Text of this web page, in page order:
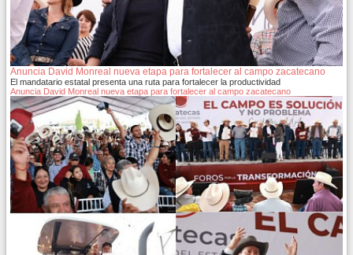
Anuncia David Monreal nueva etapa para fortalecer al campo zacatecano
El mandatario estatal presenta una ruta para fortalecer la productividad
Anuncia David Monreal nueva etapa para fortalecer al campo zacatecano